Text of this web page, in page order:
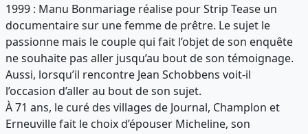
1999 : Manu Bonmariage réalise pour Strip Tease un
documentaire sur une femme de prêtre. Le sujet le
passionne mais le couple qui fait l’objet de son enquête
ne souhaite pas aller jusqu’au bout de son témoignage.
Aussi, lorsqu’il rencontre Jean Schobbens voit-il
l’occasion d’aller au bout de son sujet.
À 71 ans, le curé des villages de Journal, Champlon et
Erneuville fait le choix d’épouser Micheline, son